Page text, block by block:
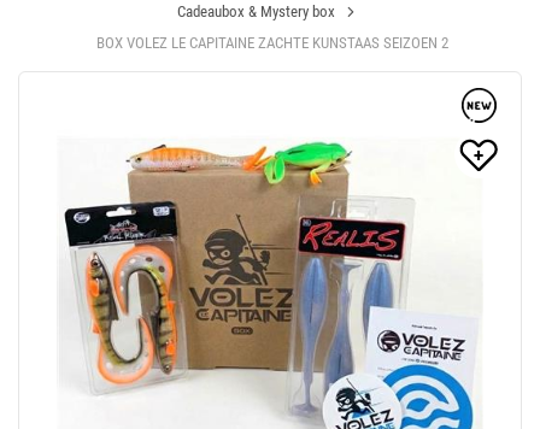
Cadeaubox & Mystery box
BOX VOLEZ LE CAPITAINE ZACHTE KUNSTAAS SEIZOEN 2